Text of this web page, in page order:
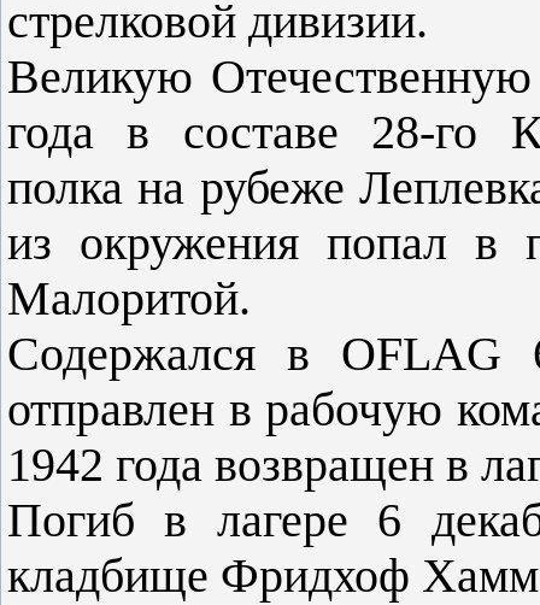
стрелковой дивизии.
Великую
года в составе 28-го
полка на рубеже
из окружения попал в
Малоритой.
Содержался в OFLAG
отправлен в рабочую
1942 года возвращен в
Погиб в лагере 6
кладбище Фридхоф